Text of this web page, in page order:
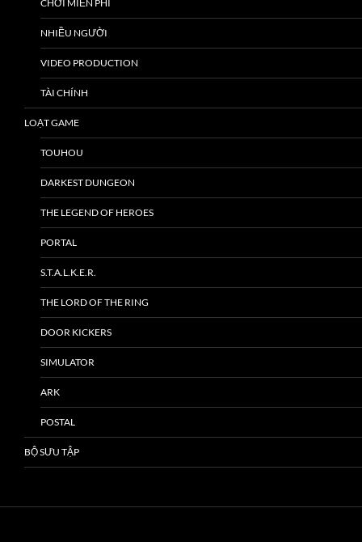
CHƠI MIỄN PHÍ
NHIỀU NGƯỜI
VIDEO PRODUCTION
TÀI CHÍNH
LOẠT GAME
TOUHOU
DARKEST DUNGEON
THE LEGEND OF HEROES
PORTAL
S.T.A.L.K.E.R.
THE LORD OF THE RING
DOOR KICKERS
SIMULATOR
ARK
POSTAL
BỘ SƯU TẬP